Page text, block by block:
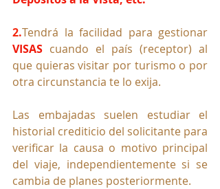
2.
VISAS cuando el país (receptor) al
que quieras visitar por turismo o por
otra circunstancia te lo exija.
Las embajadas suelen estudiar el
historial crediticio del solicitante para
verificar la causa o motivo principal
del viaje, independientemente si se
cambia de planes posteriormente.